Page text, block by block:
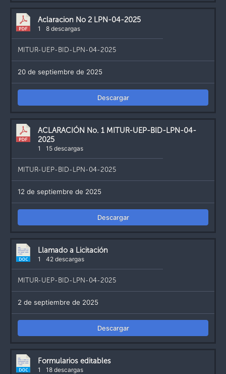
Aclaracion No 2 LPN-04-2025
1 8 descargas
MITUR-UEP-BID-LPN-04-2025
20 de septiembre de 2025
Descargar
ACLARACIÓN No. 1 MITUR-UEP-BID-LPN-04-
2025
1 15 descargas
MITUR-UEP-BID-LPN-04-2025
12 de septiembre de 2025
Descargar
Llamado a Licitación
1 42 descargas
MITUR-UEP-BID-LPN-04-2025
2 de septiembre de 2025
Descargar
Formularios editables
1 18 descargas